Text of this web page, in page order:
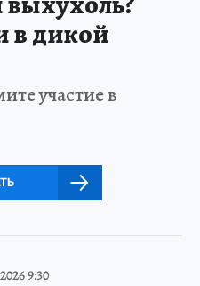
в дикой
участие в
9:30